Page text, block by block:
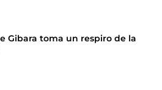
Gibara toma un respiro de la